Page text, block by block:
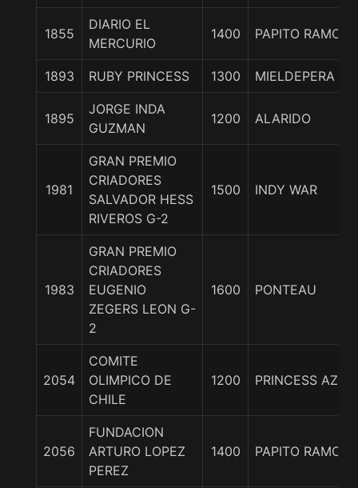
1855
DIARIO EL
MERCURIO
1400 PAPITO RAMON
1893 RUBY PRINCESS 1300 MIELDEPERA
1895
JORGE INDA
GUZMAN
1200 ALARIDO
1981
GRAN PREMIO
CRIADORES
SALVADOR HESS
RIVEROS G-2
1500 INDY WAR
1983
GRAN PREMIO
CRIADORES
EUGENIO
ZEGERS LEON G-
2
1600 PONTEAU
2054
COMITE
OLIMPICO DE
CHILE
1200 PRINCESS
2056
FUNDACION
ARTURO LOPEZ
PEREZ
1400 PAPITO RAMON